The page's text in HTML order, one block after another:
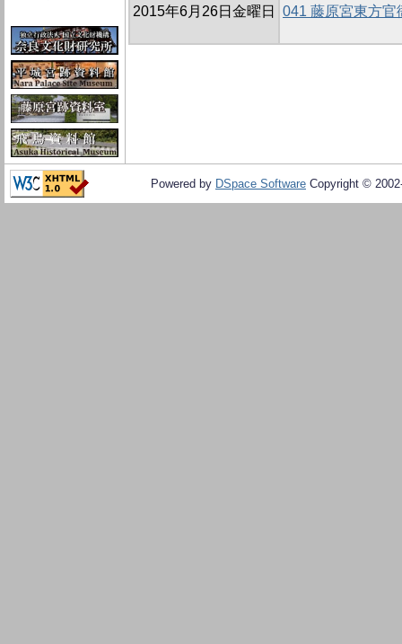
2015年6月26日金曜日 041 藤原宮東方官
Powered by DSpace Software Copyright ©